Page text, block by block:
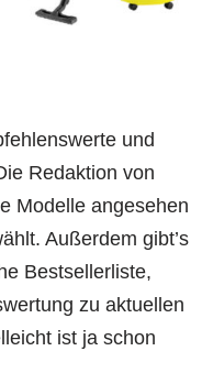
und
Redaktion von
Modelle angesehen
Außerdem gibt’s
Bestsellerliste,
zu aktuellen
ist ja schon